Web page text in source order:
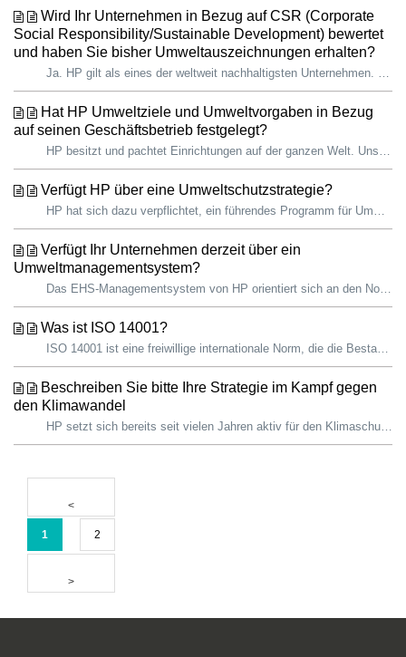
Wird Ihr Unternehmen in Bezug auf CSR (Corporate
Social Responsibility/Sustainable Development) bewertet
und haben Sie bisher Umweltauszeichnungen erhalten?
Ja. HP gilt als eines der weltweit nachhaltigsten Unternehmen. Hier einige Highlights: CDP-Rangliste für 2023 – Wir sind das einzige Technologieunternehme...
Hat HP Umweltziele und Umweltvorgaben in Bezug
auf seinen Geschäftsbetrieb festgelegt?
HP besitzt und pachtet Einrichtungen auf der ganzen Welt. Unsere Richtlinie für Umweltmanagement, Gesundheitsschutz und Arbeitssicherheit (EHS) – jetzt ver...
Verfügt HP über eine Umweltschutzstrategie?
HP hat sich dazu verpflichtet, ein führendes Programm für Umwelt und Arbeitsschutz (EHS) bereitzustellen, dass die Sicherheit unserer Mitarbeiter:innen fort...
Verfügt Ihr Unternehmen derzeit über ein
Umweltmanagementsystem?
Das EHS-Managementsystem von HP orientiert sich an den Normen des American National Standards Institute Z10 und der International Standardization Organizat...
Was ist ISO 14001?
ISO 14001 ist eine freiwillige internationale Norm, die die Bestandteile eines Umweltmanagementsystems definiert, das eine Organisation zur effektiven Handh...
Beschreiben Sie bitte Ihre Strategie im Kampf gegen
den Klimawandel
HP setzt sich bereits seit vielen Jahren aktiv für den Klimaschutz ein. Unsere ehrgeizigen Ziele sind darauf ausgerichtet, den Klimawandel zu bekämpfen. Im...
1 2